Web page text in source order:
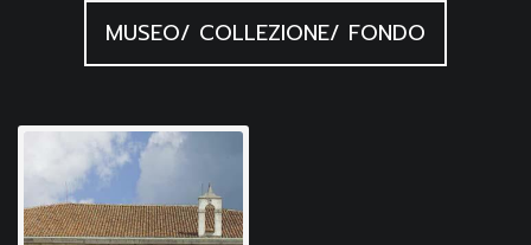
MUSEO/ COLLEZIONE/ FONDO